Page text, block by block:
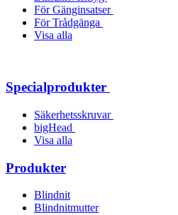
För Gänginsatser
För Trådgänga
Visa alla
Specialprodukter
Säkerhetsskruvar
bigHead
Visa alla
Produkter
Blindnit
Blindnitmutter